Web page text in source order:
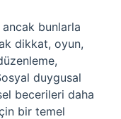
ancak bunlarla
dikkat, oyun,
duygusal
becerileri daha
bir temel